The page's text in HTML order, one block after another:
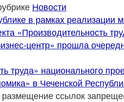
Новости
в рамках реализации
«Производительность
центр» прошла
труда» национального
в Чеченской
ссылок